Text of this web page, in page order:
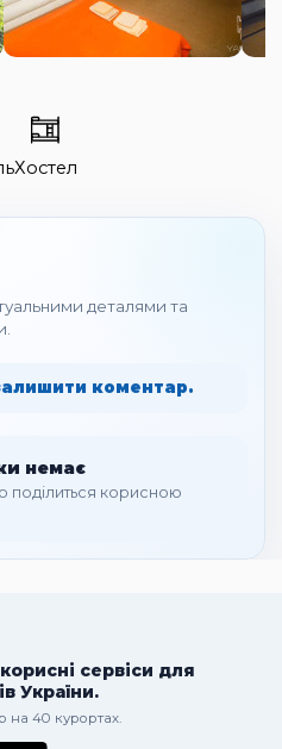
Хостел
деталями та
коментар.
немає
поділиться корисною
сервіси для
України.
на 40 курортах.